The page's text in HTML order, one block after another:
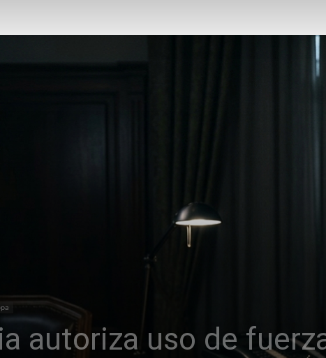
autoriza uso de